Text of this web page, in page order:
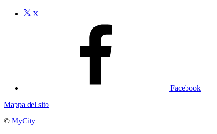
X
Facebook
Mappa del sito
© MyCity